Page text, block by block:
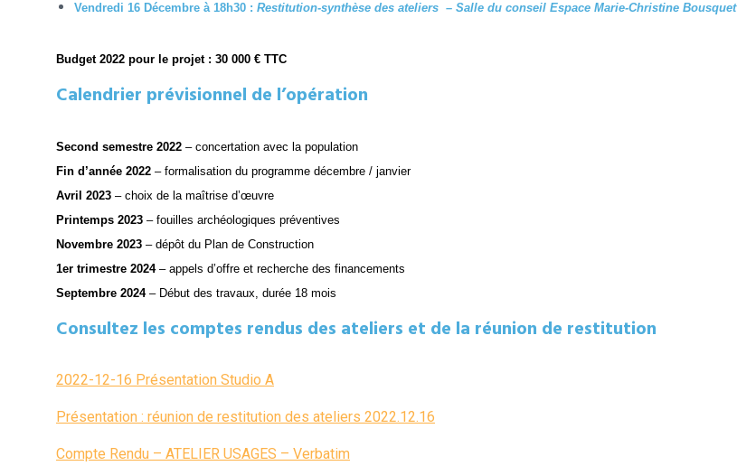
Vendredi 16 Décembre à 18h30 : Restitution-synthèse des ateliers – Salle du conseil Espace Marie-Christine Bousquet
Budget 2022 pour le projet : 30 000 € TTC
Calendrier prévisionnel de l’opération
Second semestre 2022 – concertation avec la population
Fin d’année 2022 – formalisation du programme décembre / janvier
Avril 2023 – choix de la maîtrise d’œuvre
Printemps 2023 – fouilles archéologiques préventives
Novembre 2023 – dépôt du Plan de Construction
1er trimestre 2024 – appels d’offre et recherche des financements
Septembre 2024– Début des travaux, durée 18 mois
Consultez les comptes rendus des ateliers et de la réunion de restitution
2022-12-16 Présentation Studio A
Présentation : réunion de restitution des ateliers 2022.12.16
Compte Rendu – ATELIER USAGES – Verbatim